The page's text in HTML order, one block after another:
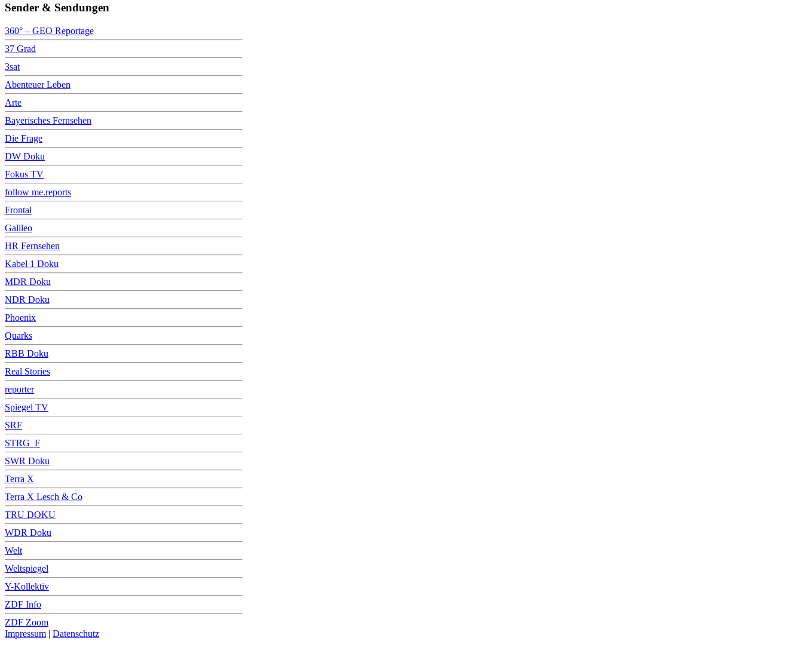
Sender & Sendungen
360° – GEO Reportage
37 Grad
3sat
Abenteuer Leben
Arte
Bayerisches Fernsehen
Die Frage
DW Doku
Fokus TV
follow me.reports
Frontal
Galileo
HR Fernsehen
Kabel 1 Doku
MDR Doku
NDR Doku
Phoenix
Quarks
RBB Doku
Real Stories
reporter
Spiegel TV
SRF
STRG_F
SWR Doku
Terra X
Terra X Lesch & Co
TRU DOKU
WDR Doku
Welt
Weltspiegel
Y-Kollektiv
ZDF Info
ZDF Zoom
Impressum | Datenschutz